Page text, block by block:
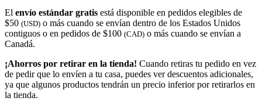
El envío estándar gratis está disponible en pedidos elegibles de
$50 (USD) o más cuando se envían dentro de los Estados Unidos
contiguos o en pedidos de $100 (CAD) o más cuando se envían a
Canadá.
¡Ahorros por retirar en la tienda! Cuando retiras tu pedido en vez
de pedir que lo envíen a tu casa, puedes ver descuentos adicionales,
ya que algunos productos tendrán un precio inferior por retirarlos en
la tienda.